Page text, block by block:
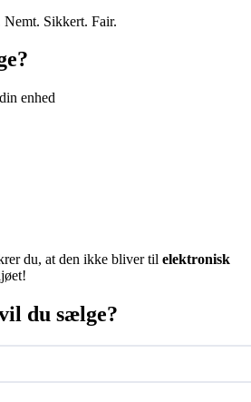
Nemt. Sikkert. Fair.
enhed
du, at den ikke bliver til elektronisk
du sælge?